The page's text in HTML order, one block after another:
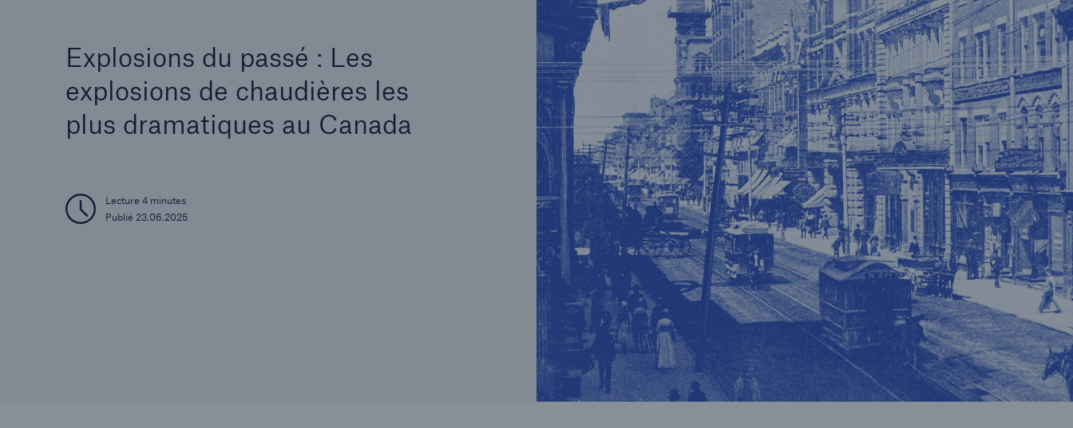
Explosions du passé : Les
explosions de chaudières les
plus dramatiques au Canada
Lecture 4 minutes
Publié 23.06.2025
© HSB Canada